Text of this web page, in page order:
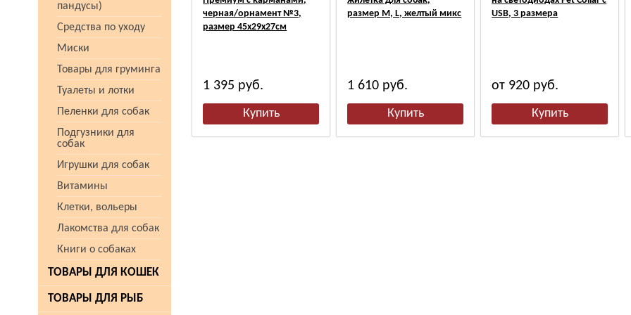
пандусы)
Средства по уходу
Миски
Товары для груминга
Туалеты и лотки
Пеленки для собак
Подгузники для
собак
Игрушки для собак
Витамины
Клетки, вольеры
Лакомства для собак
Книги о собаках
ТОВАРЫ ДЛЯ КОШЕК
ТОВАРЫ ДЛЯ РЫБ
черная/орнамент №3,
размер 45х29х27см
1 395 руб.
размер M, L, желтый микс
1 610 руб.
USB, 3 размера
от 920 руб.